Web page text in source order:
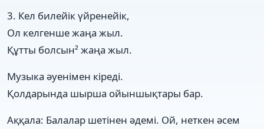
3. Кел билейік үйренейік,
Ол келгенше жаңа жыл.
Құтты болсын² жаңа жыл.
Музыка әуенімен кіреді.
Қолдарында шырша ойыншықтары бар.
Аққала: Балалар шетінен әдемі. Ой, неткен әсем